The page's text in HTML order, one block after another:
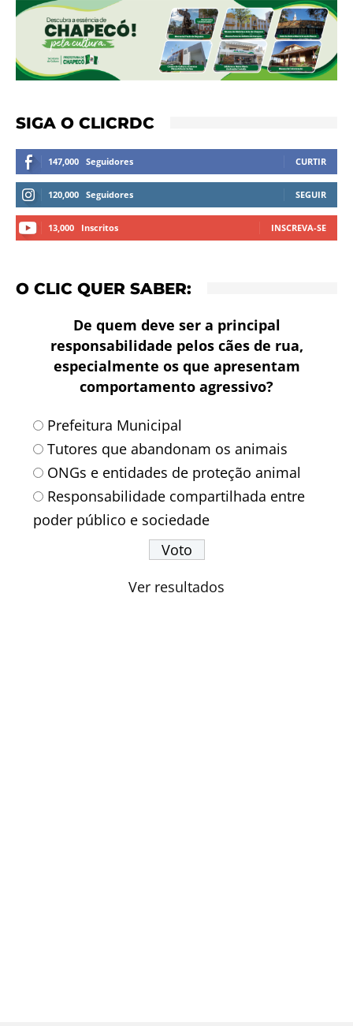
SIGA O CLICRDC
147,000 Seguidores CURTIR
120,000 Seguidores SEGUIR
13,000 Inscritos INSCREVA-SE
O CLIC QUER SABER:
De quem deve ser a principal
responsabilidade pelos cães de rua,
especialmente os que apresentam
comportamento agressivo?
Prefeitura Municipal
Tutores que abandonam os animais
ONGs e entidades de proteção animal
Responsabilidade compartilhada entre
poder público e sociedade
Ver resultados